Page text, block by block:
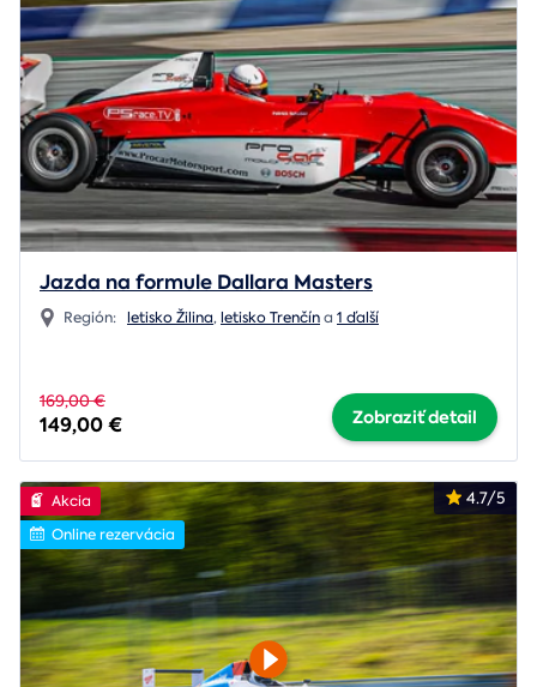
Jazda na formule Dallara Masters
Región: letisko Žilina,letisko Trenčína 1 ďalší
169,00 €
149,00 € Zobraziť detail
4.7/5
Akcia
Online rezervácia